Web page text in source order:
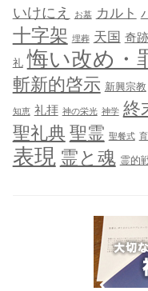
いけにえ お墓 カルト
十字架 埋葬 天国 奇跡
礼 悔い改め・
斬新的啓示 新興宗教
知恵 礼拝 神の栄光 神学 終
聖礼典 聖霊 聖餐式
表現 霊と魂 霊的